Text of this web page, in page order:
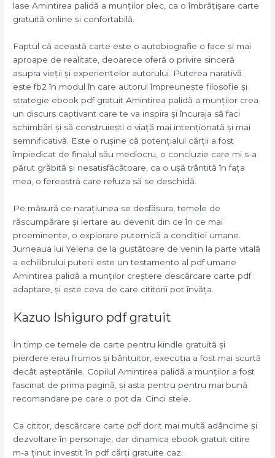
lase Amintirea palidă a munților plec, ca o îmbrățișare carte
gratuită online și confortabilă.
Faptul că această carte este o autobiografie o face și mai
aproape de realitate, deoarece oferă o privire sinceră
asupra vieții și experiențelor autorului. Puterea narativă
este fb2 în modul în care autorul împreunește filosofie și
strategie ebook pdf gratuit Amintirea palidă a munților crea
un discurs captivant care te va inspira și încuraja să faci
schimbări și să construiești o viață mai intenționată și mai
semnificativă. Este o rușine că potențialul cărții a fost
împiedicat de finalul său mediocru, o concluzie care mi s-a
părut grăbită și nesatisfăcătoare, ca o ușă trântită în fața
mea, o fereastră care refuza să se deschidă.
Pe măsură ce narațiunea se desfășura, temele de
răscumpărare și iertare au devenit din ce în ce mai
proeminente, o explorare puternică a condiției umane.
Jurneaua lui Yelena de la gustătoare de venin la parte vitală
a echilibrului puterii este un testamento al pdf umane
Amintirea palidă a munților creștere descărcare carte pdf
adaptare, și este ceva de care cititorii pot învăța.
Kazuo Ishiguro pdf gratuit
În timp ce temele de carte pentru kindle gratuită și
pierdere erau frumos și bântuitor, execuția a fost mai scurtă
decât așteptările. Copilul Amintirea palidă a munților a fost
fascinat de prima pagină, și asta pentru pentru mai bună
recomandare pe care o pot da. Cinci stele.
Ca cititor, descărcare carte pdf dorit mai multă adâncime și
dezvoltare în personaje, dar dinamica ebook gratuit citire
m-a ținut investit în pdf cărți gratuite caz.